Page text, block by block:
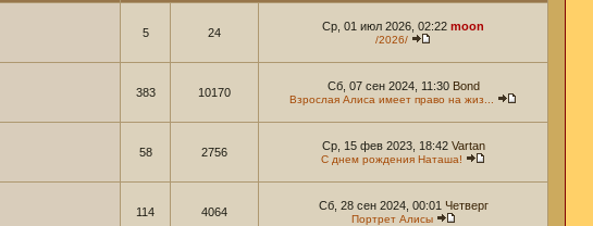
5 24 Ср, 01 июл 2026, 02:22 moon
/2026/
383 10170 Сб, 07 сен 2024, 11:30 Bond
Взрослая Алиса имеет право на жиз...
58 2756 Ср, 15 фев 2023, 18:42 Vartan
С днем рождения Наташа!
114 4064 Сб, 28 сен 2024, 00:01 Четверг
Портрет Алисы